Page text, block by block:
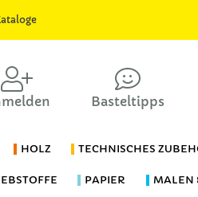
Basteltipps
HOLZ TECHNISCHES
PAPIER MALEN